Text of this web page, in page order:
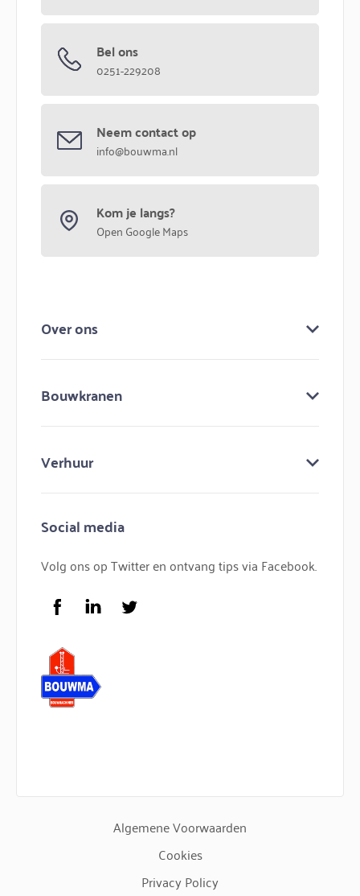
Bel ons
0251-229208
Neem contact op
info@bouwma.nl
Kom je langs?
Open Google Maps
Over ons
Keuringen
Bouwkranen
Lijmkranen
Hijskranen
Verhuur
Bouwkraan huren
Bouwlift huren
FAQ
Social media
Volg ons op Twitter en ontvang tips via Facebook.
FacebookLinkedInTwitter
Algemene Voorwaarden
Cookies
Privacy Policy